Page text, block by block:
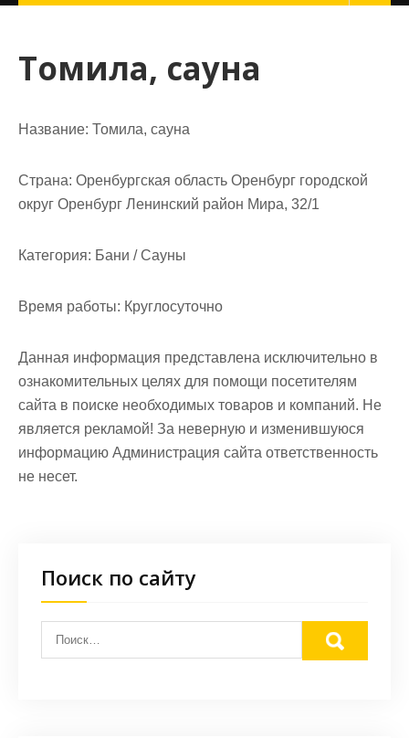
Томила, сауна
Название: Томила, сауна
Страна: Оренбургская область Оренбург городской
округ Оренбург Ленинский район Мира, 32/1
Категория: Бани / Сауны
Время работы: Круглосуточно
Данная информация представлена исключительно в
ознакомительных целях для помощи посетителям
сайта в поиске необходимых товаров и компаний. Не
является рекламой! За неверную и изменившуюся
информацию Администрация сайта ответственность
не несет.
Поиск по сайту